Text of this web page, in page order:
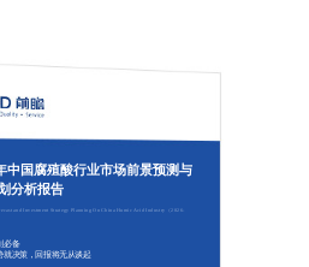
中国腐殖酸行业市场前景预测与
分析报告
and Investment Strategy Planning On China Humic Acid Industry（2026-
必备
就决策，回报将无从谈起